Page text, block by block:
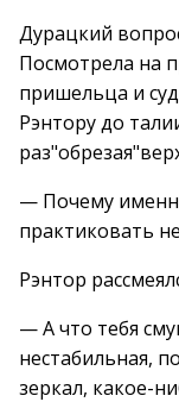
Дурацкий
Посмотрела на
пришельца и
Рэнтору до
— Почему
практиковать
Рэнтор
— А что тебя
нестабильная,
зеркал, какое-